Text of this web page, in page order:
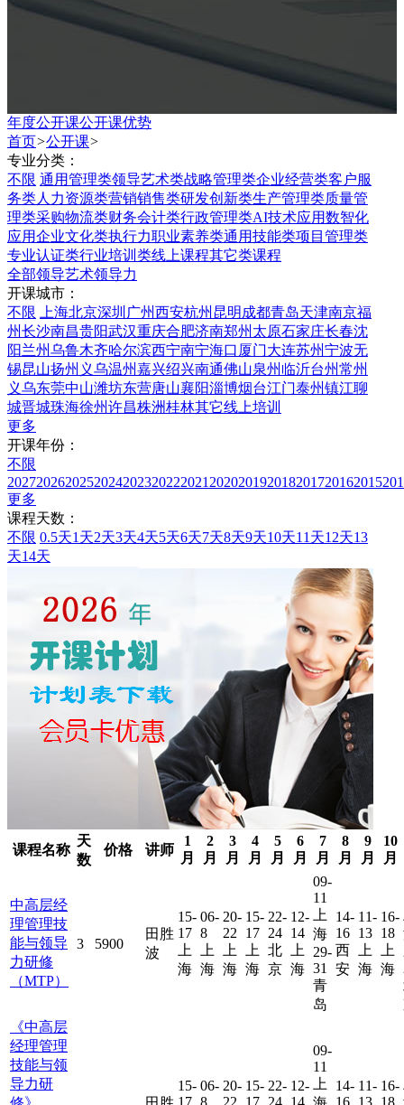
年度公开课公开课优势
首页>公开课>
专业分类：
不限 通用管理类领导艺术类战略管理类企业经营类客户服
务类人力资源类营销销售类研发创新类生产管理类质量管
理类采购物流类财务会计类行政管理类AI技术应用数智化
应用企业文化类执行力职业素养类通用技能类项目管理类
专业认证类行业培训类线上课程其它类课程
全部领导艺术领导力
开课城市：
不限
上海北京深圳 广州西安杭州 昆明 成都青岛天津南京福
州长沙南昌贵阳武汉重庆合肥济南郑州 太原石家庄长春沈
阳兰州乌鲁木齐哈尔滨西宁南宁海口 厦门大连苏州宁波无
锡昆山扬州 义乌温州嘉兴绍兴南通佛山泉州 临沂台州常州
义乌东莞中山潍坊东营唐山襄阳淄博烟台江门泰州镇江聊
城晋城珠海徐州许昌株洲桂林其它线上培训
更多
开课年份：
不限
2027202620252024202320222021 202020192018201720162015
更多
课程天数：
不限 0.5天1天2天3天4天5天6天7天8天9天10天11天12天13
天14天
课程名称
天
数
价格 讲师
1
月
2
月
3
月
4
月
5
月
6
月
7
月
8
月
9
月
10
月
中高层经
理管理技
能与领导
力研修
（MTP）
3 5900
田胜
波
15-
17
上
海
06-
8
上
海
20-
22
上
海
15-
17
上
海
22-
24
北
京
12-
14
上
海
09-
11
上
海
29-
31
青
岛
14-
16
西
安
11-
13
上
海
16-
18
上
海
《中高层
经理管理
技能与领
导力研
15-
17
06-
8
20-
22
15-
17
22-
24
12-
14
09-
11
上
14-
16
11-
13
16-
18